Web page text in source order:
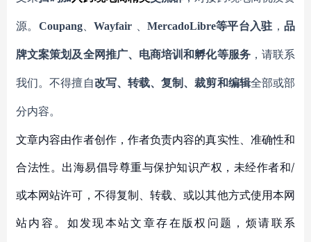
源。 Coupang、Wayfair MercadoLibre等平台入驻 ，品
牌文案策划及全网推广、电商培训和孵化等服务，请联系
我们。不得擅自改写、转载、复制、裁剪和编辑全部或部
分内容。
文章内容由作者创作，作者负责内容的真实性、准确性和
合法性。出海易倡导尊重与保护知识产权，未经作者和/
或本网站许可，不得复制、转载、或以其他方式使用本网
站内容。如发现本站文章存在版权问题，烦请联系